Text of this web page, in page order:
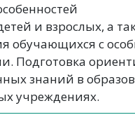
и взрослых, а
обучающихся с
Подготовка
знаний в
учреждениях.